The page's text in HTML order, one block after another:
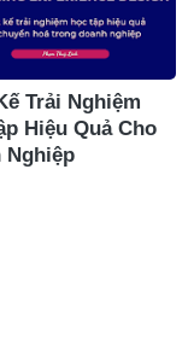
Trải Nghiệm
Hiệu Quả Cho
Nghiệp